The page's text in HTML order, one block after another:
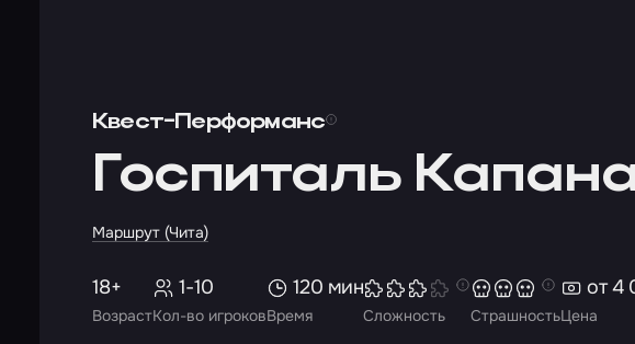
Квест-Перформанс
Госпиталь
Маршрут (Чита)
Возраст
18+
Кол-во игроков
1-10
Время
120 мин
Сложность СтрашностьЦена
от 4